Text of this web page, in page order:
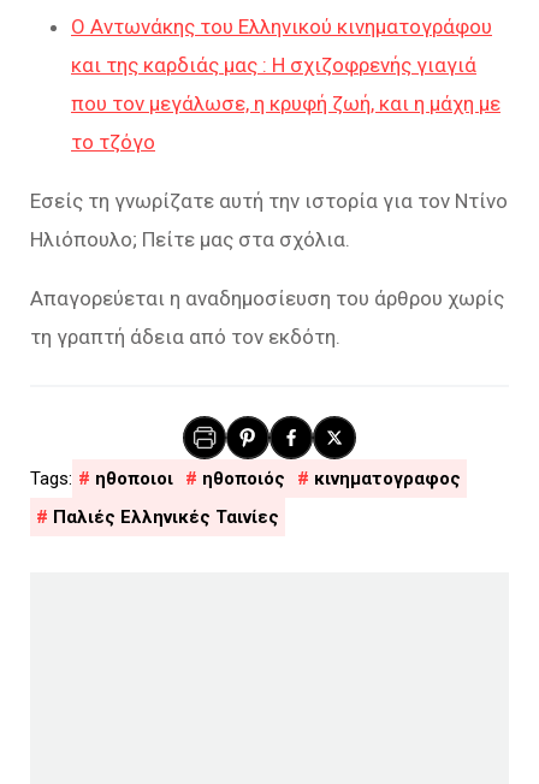
Ο Αντωνάκης του Ελληνικού κινηματογράφου
και της καρδιάς μας : Η σχιζοφρενής γιαγιά
που τον μεγάλωσε, η κρυφή ζωή, και η μάχη με
το τζόγο
Εσείς τη γνωρίζατε αυτή την ιστορία για τον Ντίνο
Ηλιόπουλο; Πείτε μας στα σχόλια.
Απαγορεύεται η αναδημοσίευση του άρθρου χωρίς
τη γραπτή άδεια από τον εκδότη.
ηθοποιοι ηθοποιός
κινηματογραφος
Παλιές Ελληνικές Ταινίες